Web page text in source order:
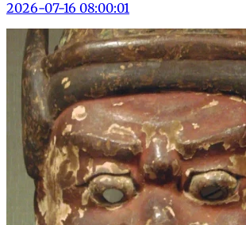
2026-07-16 08:00:01